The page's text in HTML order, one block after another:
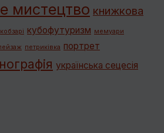
мистецтво книжкова
кобзарі кубофутуризм мемуари
петриківка портрет
українська сецесія